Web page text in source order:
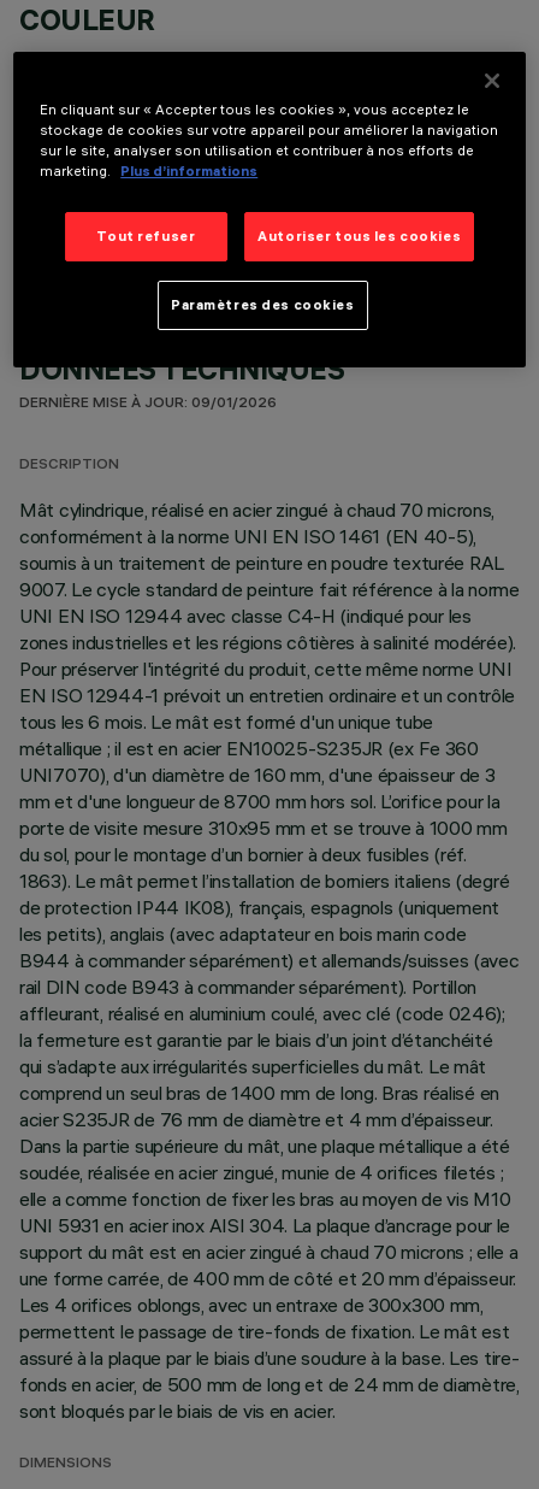
COULEUR
DONNÉES TECHNIQUES
DERNIÈRE MISE À JOUR: 09/01/2026
DESCRIPTION
Mât cylindrique, réalisé en acier zingué à chaud 70 microns,
conformément à la norme UNI EN ISO 1461 (EN 40-5),
soumis à un traitement de peinture en poudre texturée RAL
9007. Le cycle standard de peinture fait référence à la norme
UNI EN ISO 12944 avec classe C4-H (indiqué pour les
zones industrielles et les régions côtières à salinité modérée).
Pour préserver l'intégrité du produit, cette même norme UNI
EN ISO 12944-1 prévoit un entretien ordinaire et un contrôle
tous les 6 mois. Le mât est formé d'un unique tube
métallique ; il est en acier EN10025-S235JR (ex Fe 360
UNI7070), d'un diamètre de 160 mm, d'une épaisseur de 3
mm et d'une longueur de 8700 mm hors sol. L’orifice pour la
porte de visite mesure 310x95 mm et se trouve à 1000 mm
du sol, pour le montage d’un bornier à deux fusibles (réf.
1863). Le mât permet l’installation de borniers italiens (degré
de protection IP44 IK08), français, espagnols (uniquement
les petits), anglais (avec adaptateur en bois marin code
B944 à commander séparément) et allemands/suisses (avec
rail DIN code B943 à commander séparément). Portillon
affleurant, réalisé en aluminium coulé, avec clé (code 0246);
la fermeture est garantie par le biais d’un joint d’étanchéité
qui s’adapte aux irrégularités superficielles du mât. Le mât
comprend un seul bras de 1400 mm de long. Bras réalisé en
acier S235JR de 76 mm de diamètre et 4 mm d’épaisseur.
Dans la partie supérieure du mât, une plaque métallique a été
soudée, réalisée en acier zingué, munie de 4 orifices filetés ;
elle a comme fonction de fixer les bras au moyen de vis M10
UNI 5931 en acier inox AISI 304. La plaque d’ancrage pour le
support du mât est en acier zingué à chaud 70 microns ; elle a
une forme carrée, de 400 mm de côté et 20 mm d’épaisseur.
Les 4 orifices oblongs, avec un entraxe de 300x300 mm,
permettent le passage de tire-fonds de fixation. Le mât est
assuré à la plaque par le biais d’une soudure à la base. Les tire-
fonds en acier, de 500 mm de long et de 24 mm de diamètre,
sont bloqués par le biais de vis en acier.
DIMENSIONS
En cliquant sur « Accepter tous les cookies », vous acceptez le
stockage de cookies sur votre appareil pour améliorer la navigation
sur le site, analyser son utilisation et contribuer à nos efforts de
marketing.
Plus d’informations
Tout refuser Autoriser tous les cookies
Paramètres des cookies